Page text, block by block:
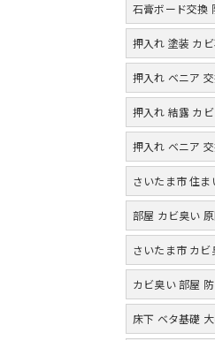
石膏ボード交換
押入れ 塗装 カ
押入れ ベニア
押入れ 結露 カ
押入れ ベニア
さいたま市 住ま
部屋 カビ臭い
さいたま市 カビ
カビ臭い 部屋
床下 ベタ基礎